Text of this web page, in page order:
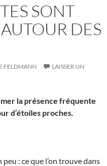
SONT
DES
FELDMANN
LAISSER UN
la présence fréquente
d’étoiles proches.
: ce que l’on trouve dans